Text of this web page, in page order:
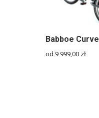
Babboe Curve
od 9 999,00 zł